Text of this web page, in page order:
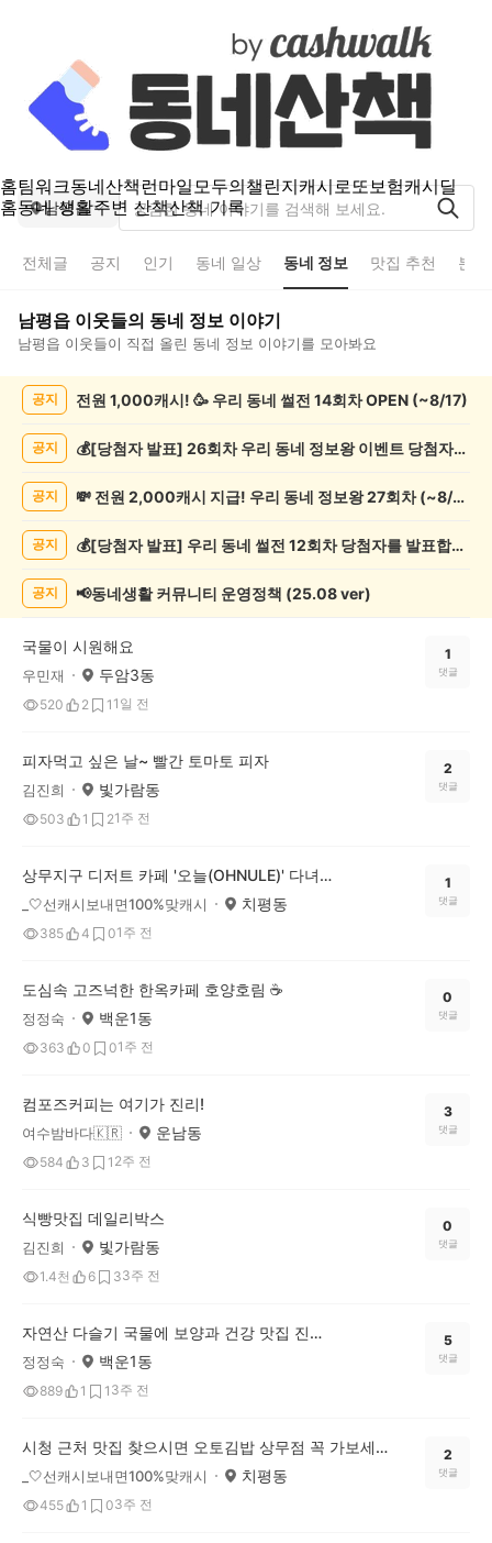
홈팀워크동네산책런마일모두의챌린지캐시로또보험캐시딜
홈동네 생활주변 산책산책 기록
남평읍
전체글 공지 인기 동네 일상 동네 정보 맛집 추천 분
남평읍 이웃들의 동네 정보 이야기
남평읍 이웃들이 직접 올린 동네 정보 이야기를 모아봐요
록
공지 전원 1,000캐시! 🥳 우리 동네 썰전 14회차 OPEN (~8/17)
공지 💰[당첨자 발표] 26회차 우리 동네 정보왕 이벤트 당첨자를 발표합니다!
공지 💸 전원 2,000캐시 지급! 우리 동네 정보왕 27회차 (~8/10)
공지 💰[당첨자 발표] 우리 동네 썰전 12회차 당첨자를 발표합니다!
공지 📢동네생활 커뮤니티 운영정책 (25.08 ver)
국물이 시원해요
우민재 두암3동
520 2 1 1일 전
1
댓글
피자먹고 싶은 날~ 빨간 토마토 피자
김진희 빛가람동
503 1 21주 전
2
댓글
상무지구 디저트 카페 '오늘(OHNULE)' 다녀왔어요!
_🤍선캐시보내면100%맞캐시 치평동
385 4 01주 전
1
댓글
도심속 고즈넉한 한옥카페 호양호림 ☕️
정정숙 백운1동
363 0 01주 전
0
댓글
컴포즈커피는 여기가 진리!
여수밤바다🇰🇷 운남동
584 3 1 2주 전
3
댓글
식빵맛집 데일리박스
김진희 빛가람동
1.4천 6 33주 전
0
댓글
자연산 다슬기 국물에 보양과 건강 맛집 진월다슬기!
정정숙 백운1동
889 1 1 3주 전
5
댓글
시청 근처 맛집 찾으시면 오토김밥 상무점 꼭 가보세요!! 💚
_🤍선캐시보내면100%맞캐시 치평동
455 1 03주 전
2
댓글